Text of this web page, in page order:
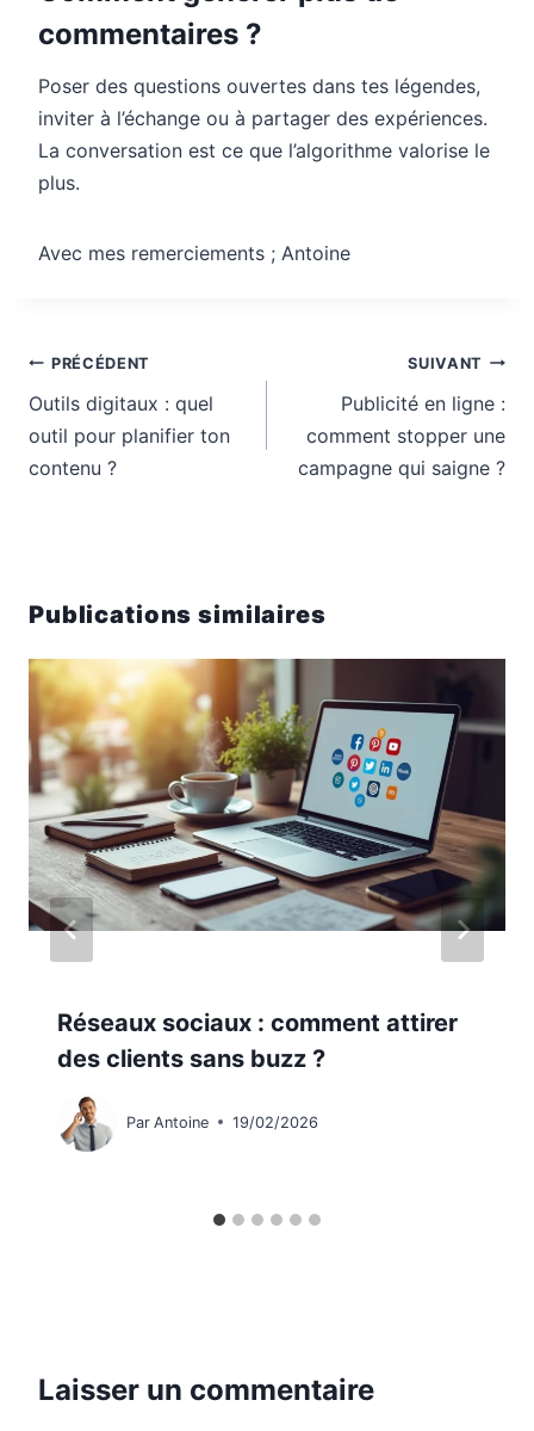
commentaires ?
Poser des questions ouvertes dans tes légendes,
inviter à l’échange ou à partager des expériences.
La conversation est ce que l’algorithme valorise le
plus.
Avec mes remerciements ; Antoine
Navigation
de
l’article
PRÉCÉDENT
Outils digitaux : quel
outil pour planifier ton
contenu ?
SUIVANT
Publicité en ligne :
comment stopper une
campagne qui saigne ?
Publications similaires
Réseaux sociaux : comment attirer
des clients sans buzz ?
Par Antoine 19/02/2026
Laisser un commentaire